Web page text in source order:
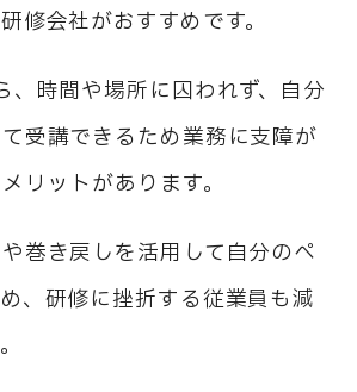
修会社がおすすめです。
、時間や場所に囚われず、自分
受講できるため業務に支障が
リットがあります。
巻き戻しを活用して自分のペ
、研修に挫折する従業員も減